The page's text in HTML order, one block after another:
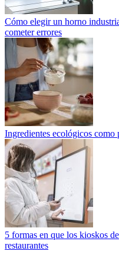
Cómo elegir un horno
cometer errores
Ingredientes ecológicos como
5 formas en que los kioskos
restaurantes